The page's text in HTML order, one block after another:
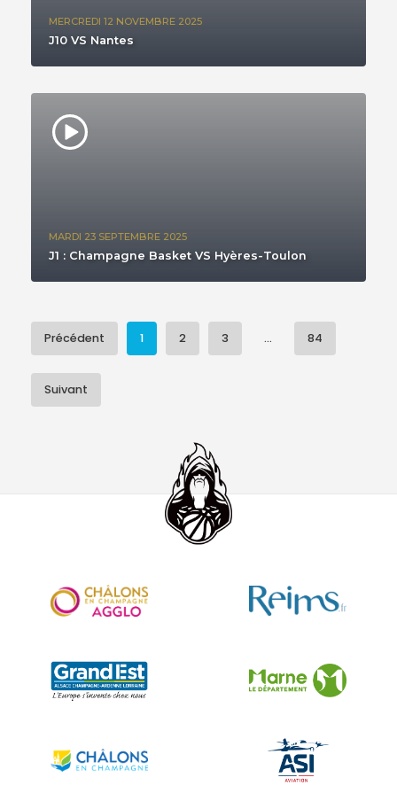
MERCREDI 12 NOVEMBRE 2025
J10 VS Nantes
MARDI 23 SEPTEMBRE 2025
J1 : Champagne Basket VS Hyères-Toulon
Précédent 1 2 3 ... 84
Suivant